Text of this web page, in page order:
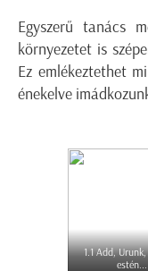
Egyszerű tanács
környezetet is
Ez emlékeztethet
énekelve
1.1 Add,
estén...